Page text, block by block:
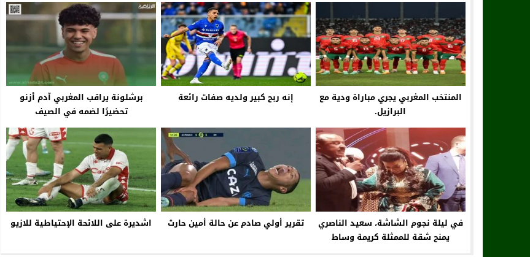
المنتخب المغربي يجري مباراة ودية مع
البرازيل.
إنه ربح كبير ولديه صفات رائعة
برشلونة يراقب المغربي آدم أزنو
تحضيرًا لضمه في الصيف
في ليلة نجوم الشاشة، سعيد الناصري
يمنح شقة للممثلة كريمة وساط
تقرير أولي صادم عن حالة أمين حارث اشديرة على اللائحة الإحتياطية للازيو